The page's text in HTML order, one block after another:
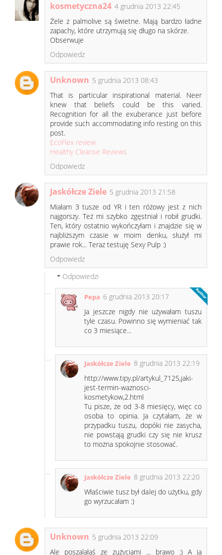
kosmetyczna24 4 grudnia 2013 22:45
Żele z palmolive są świetne. Mają bardzo ładne
zapachy, które utrzymują się długo na skórze.
Obserwuje
Odpowiedz
Unknown 5 grudnia 2013 08:43
That is particular inspirational material. Neer
knew that beliefs could be this varied.
Recognition for all the exuberance just before
provide such accommodating info resting on this
post.
EcoFlex review
Healthy Cleanse Reviews
Odpowiedz
Jaskółcze Ziele 5 grudnia 2013 21:58
Miałam 3 tusze od YR i ten różowy jest z nich
najgorszy. Też mi szybko zgęstniał i robił grudki.
Ten, który ostatnio wykończyłam i znajdzie się w
najbliższym czasie w moim denku, służył mi
prawie rok... Teraz testuję Sexy Pulp :)
Odpowiedz
Odpowiedzi
Pepa 6 grudnia 2013 20:17
Ja jeszcze nigdy nie używałam tuszu
tyle czasu. Powinno się wymieniać tak
co 3 miesiące...
Jaskółcze Ziele 8 grudnia 2013 22:19
http://www.tipy.pl/artykul_7125,jaki-
jest-termin-waznosci-
kosmetykow,2.html
Tu pisze, że od 3-8 miesięcy, więc co
osoba to opinia. Ja czytałam, że w
przypadku tuszu, dopóki nie zasycha,
nie powstają grudki czy się nie krusz
to można spokojnie stosować.
Jaskółcze Ziele 8 grudnia 2013 22:20
Właściwie tusz był dalej do użytku, gdy
go wyrzucałam :)
Unknown 5 grudnia 2013 22:09
Ale poszalałaś ze zużyciami ... brawo :) A ja